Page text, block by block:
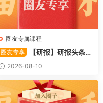
圈友专属课程
圈友专享
【研报】研报头条精
华：2026.7.26投资策略 证券
公司精华报告 8PDF文章
2026-08-10